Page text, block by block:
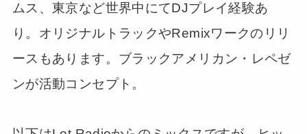
ムス、東京など世界中にてDJプレイ経験あ
り。オリジナルトラックやRemixワークのリリ
ースもあります。ブラックアメリカン・レペゼ
ンが活動コンセプト。